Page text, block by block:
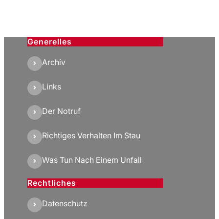
Generelles
Archiv
Links
Der Notruf
Richtiges Verhalten Im Stau
Was Tun Nach Einem Unfall
Rechtliches
Datenschutz